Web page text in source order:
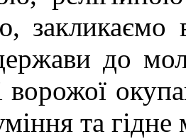
закликаємо
до
ворожої
та